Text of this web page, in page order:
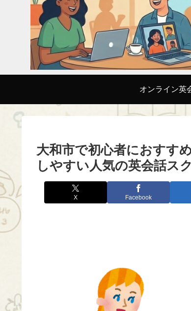
オンライン英
大和市で初心者におすす
しやすい人気の英会話ス
X Facebook